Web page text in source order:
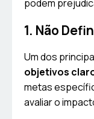
podem
1. Não
Um dos
objetivos
metas
avaliar o